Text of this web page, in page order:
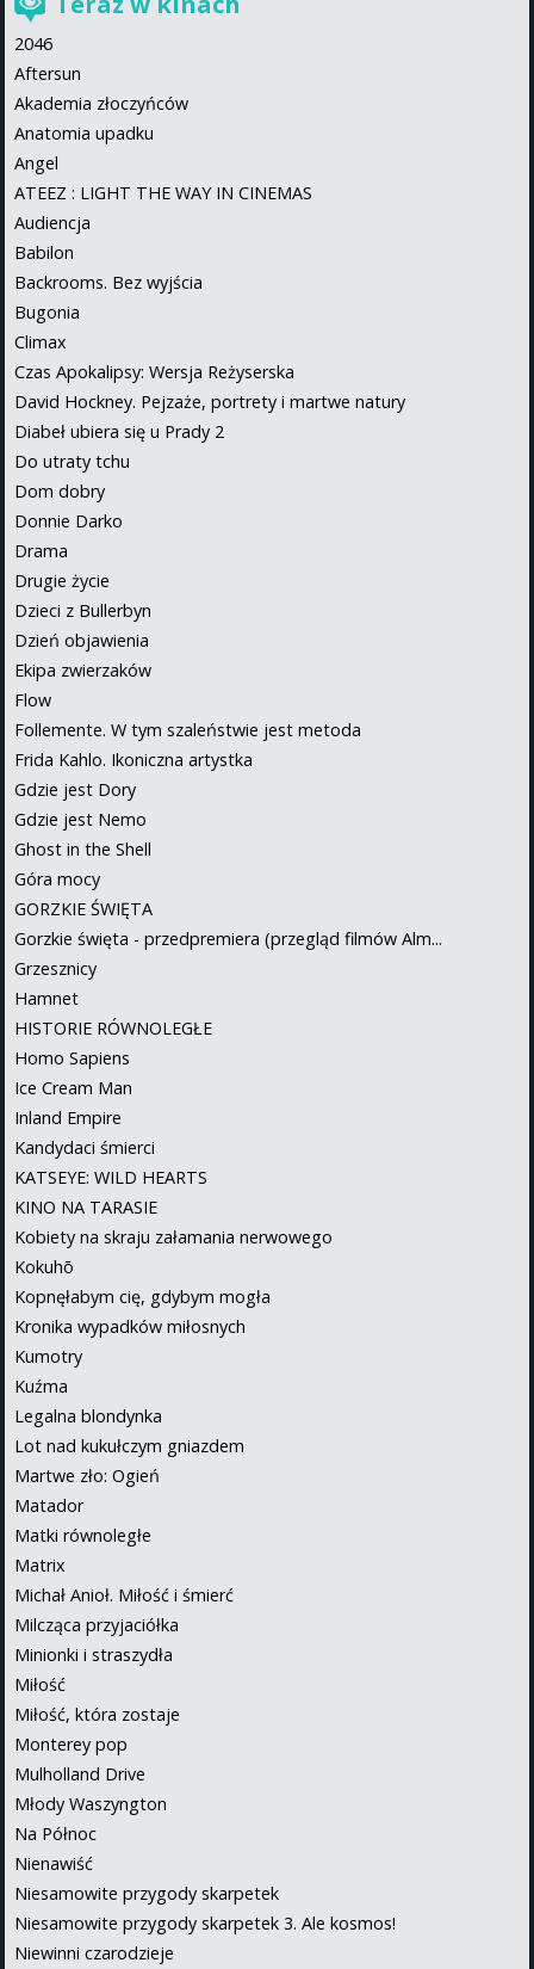
2046
Aftersun
Akademia złoczyńców
Anatomia upadku
Angel
ATEEZ : LIGHT THE WAY IN CINEMAS
Audiencja
Babilon
Backrooms. Bez wyjścia
Bugonia
Climax
Czas Apokalipsy: Wersja Reżyserska
David Hockney. Pejzaże, portrety i martwe natury
Diabeł ubiera się u Prady 2
Do utraty tchu
Dom dobry
Donnie Darko
Drama
Drugie życie
Dzieci z Bullerbyn
Dzień objawienia
Ekipa zwierzaków
Flow
Follemente. W tym szaleństwie jest metoda
Frida Kahlo. Ikoniczna artystka
Gdzie jest Dory
Gdzie jest Nemo
Ghost in the Shell
Góra mocy
GORZKIE ŚWIĘTA
Gorzkie święta - przedpremiera (przegląd filmów Alm...
Grzesznicy
Hamnet
HISTORIE RÓWNOLEGŁE
Homo Sapiens
Ice Cream Man
Inland Empire
Kandydaci śmierci
KATSEYE: WILD HEARTS
KINO NA TARASIE
Kobiety na skraju załamania nerwowego
Kokuhō
Kopnęłabym cię, gdybym mogła
Kronika wypadków miłosnych
Kumotry
Kuźma
Legalna blondynka
Lot nad kukułczym gniazdem
Martwe zło: Ogień
Matador
Matki równoległe
Matrix
Michał Anioł. Miłość i śmierć
Milcząca przyjaciółka
Minionki i straszydła
Miłość
Miłość, która zostaje
Monterey pop
Mulholland Drive
Młody Waszyngton
Na Północ
Nienawiść
Niesamowite przygody skarpetek
Niesamowite przygody skarpetek 3. Ale kosmos!
Niewinni czarodzieje